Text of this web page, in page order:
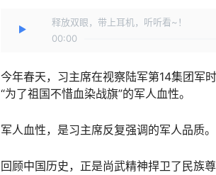
释放双眼，带上耳机，听听看~！
00:00
今年春天，习主席在视察陆军第14集团军
“为了祖国不惜血染战旗”的军人血性。
军人血性，是习主席反复强调的军人品质
回顾中国历史，正是尚武精神捍卫了民族